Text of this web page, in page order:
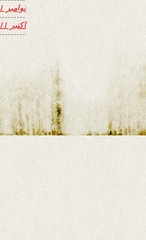
نوامبر 2011
اکتبر 2011